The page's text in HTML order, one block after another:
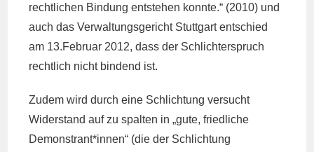
rechtlichen Bindung entstehen konnte.“ (2010) und
auch das Verwaltungsgericht Stuttgart entschied
am 13.Februar 2012, dass der Schlichterspruch
rechtlich nicht bindend ist.
Zudem wird durch eine Schlichtung versucht
Widerstand auf zu spalten in „gute, friedliche
Demonstrant*innen“ (die der Schlichtung